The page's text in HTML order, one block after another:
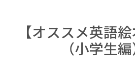
【オススメ英語
（小学生編